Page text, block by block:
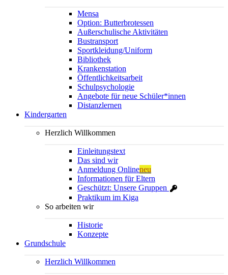
Mensa
Option: Butterbrotessen
Außerschulische Aktivitäten
Bustransport
Sportkleidung/Uniform
Bibliothek
Krankenstation
Öffentlichkeitsarbeit
Schulpsychologie
Angebote für neue Schüler*innen
Distanzlernen
Kindergarten
Herzlich Willkommen
Einleitungstext
Das sind wir
Anmeldung Onlineneu
Informationen für Eltern
Geschützt: Unsere Gruppen
Praktikum im Kiga
So arbeiten wir
Historie
Konzepte
Grundschule
Herzlich Willkommen